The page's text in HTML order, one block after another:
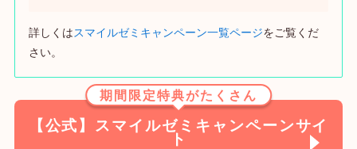
詳しくはスマイルゼミキャンペーン一覧ページをご覧くだ
さい。
期間限定特典がたくさん
【公式】スマイルゼミキャンペーンサイ
ト